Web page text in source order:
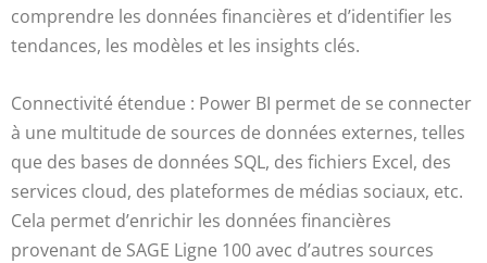
comprendre les données financières et d’identifier les
tendances, les modèles et les insights clés.
Connectivité étendue : Power BI permet de se connecter
à une multitude de sources de données externes, telles
que des bases de données SQL, des fichiers Excel, des
services cloud, des plateformes de médias sociaux, etc.
Cela permet d’enrichir les données financières
provenant de SAGE Ligne 100 avec d’autres sources